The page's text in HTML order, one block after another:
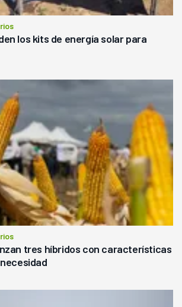
los kits de energía solar para
tres híbridos con características